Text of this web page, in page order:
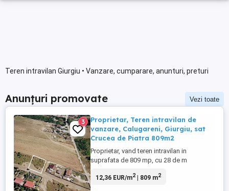
Teren intravilan Giurgiu • Vanzare, cumparare, anunturi, preturi
Anunțuri promovate Vezi toate
3
Proprietar, Teren intravilan de
vanzare, Calugareni, Giurgiu, sat
Crucea de Piatra 809m2
Proprietar, vand teren intravilan in
suprafata de 809 mp, cu 28 de m
comuna Calugareni, Giurgiu, sat Crucea de
12,36 EUR/m2| 809 m2